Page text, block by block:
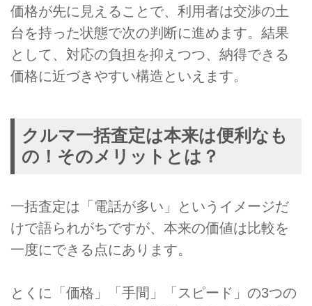
価格が先に見えることで、利用者は交渉の土
台を持った状態で次の判断に進めます。結果
として、対応の負担を抑えつつ、納得できる
価格に近づきやすい構造といえます。
クルマ一括査定は本来は便利なも
の！そのメリットとは？
一括査定は「電話が多い」というイメージだ
けで語られがちですが、本来の価値は比較を
一度にできる点にあります。
とくに「価格」「手間」「スピード」の3つの